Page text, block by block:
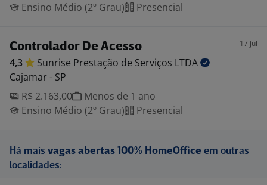
Ensino Médio (2º Grau)
Presencial
Controlador De Acesso 17 jul
4,3 Sunrise Prestação de Serviços LTDA
Cajamar - SP
R$ 2.163,00
Menos de 1 ano
Ensino Médio (2º Grau)
Presencial
Há mais vagas abertas 100% HomeOffice em outras
localidades: